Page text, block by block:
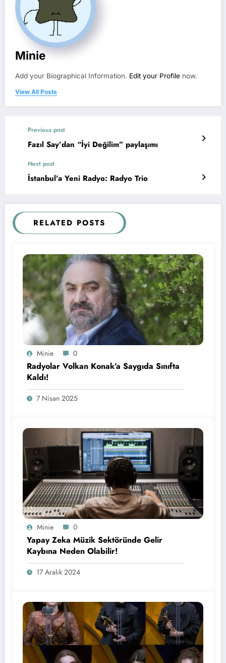
Minie
Add your Biographical Information. Edit your Profile now.
View All Posts
Previous post
Fazıl Say’dan “İyi Değilim” paylaşımı
Next post
İstanbul’a Yeni Radyo: Radyo Trio
RELATED POSTS
Minie 0
Radyolar Volkan Konak’a Saygıda Sınıfta
Kaldı!
7 Nisan 2025
Minie 0
Yapay Zeka Müzik Sektöründe Gelir
Kaybına Neden Olabilir!
17 Aralık 2024